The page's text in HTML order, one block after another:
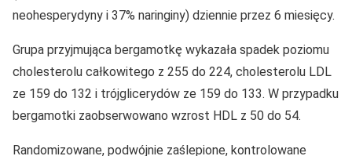
neohesperydyny i 37% naringiny) dziennie przez 6 miesięcy.
Grupa przyjmująca bergamotkę wykazała spadek poziomu
cholesterolu całkowitego z 255 do 224, cholesterolu LDL
ze 159 do 132 i trójglicerydów ze 159 do 133. W przypadku
bergamotki zaobserwowano wzrost HDL z 50 do 54.
Randomizowane, podwójnie zaślepione, kontrolowane